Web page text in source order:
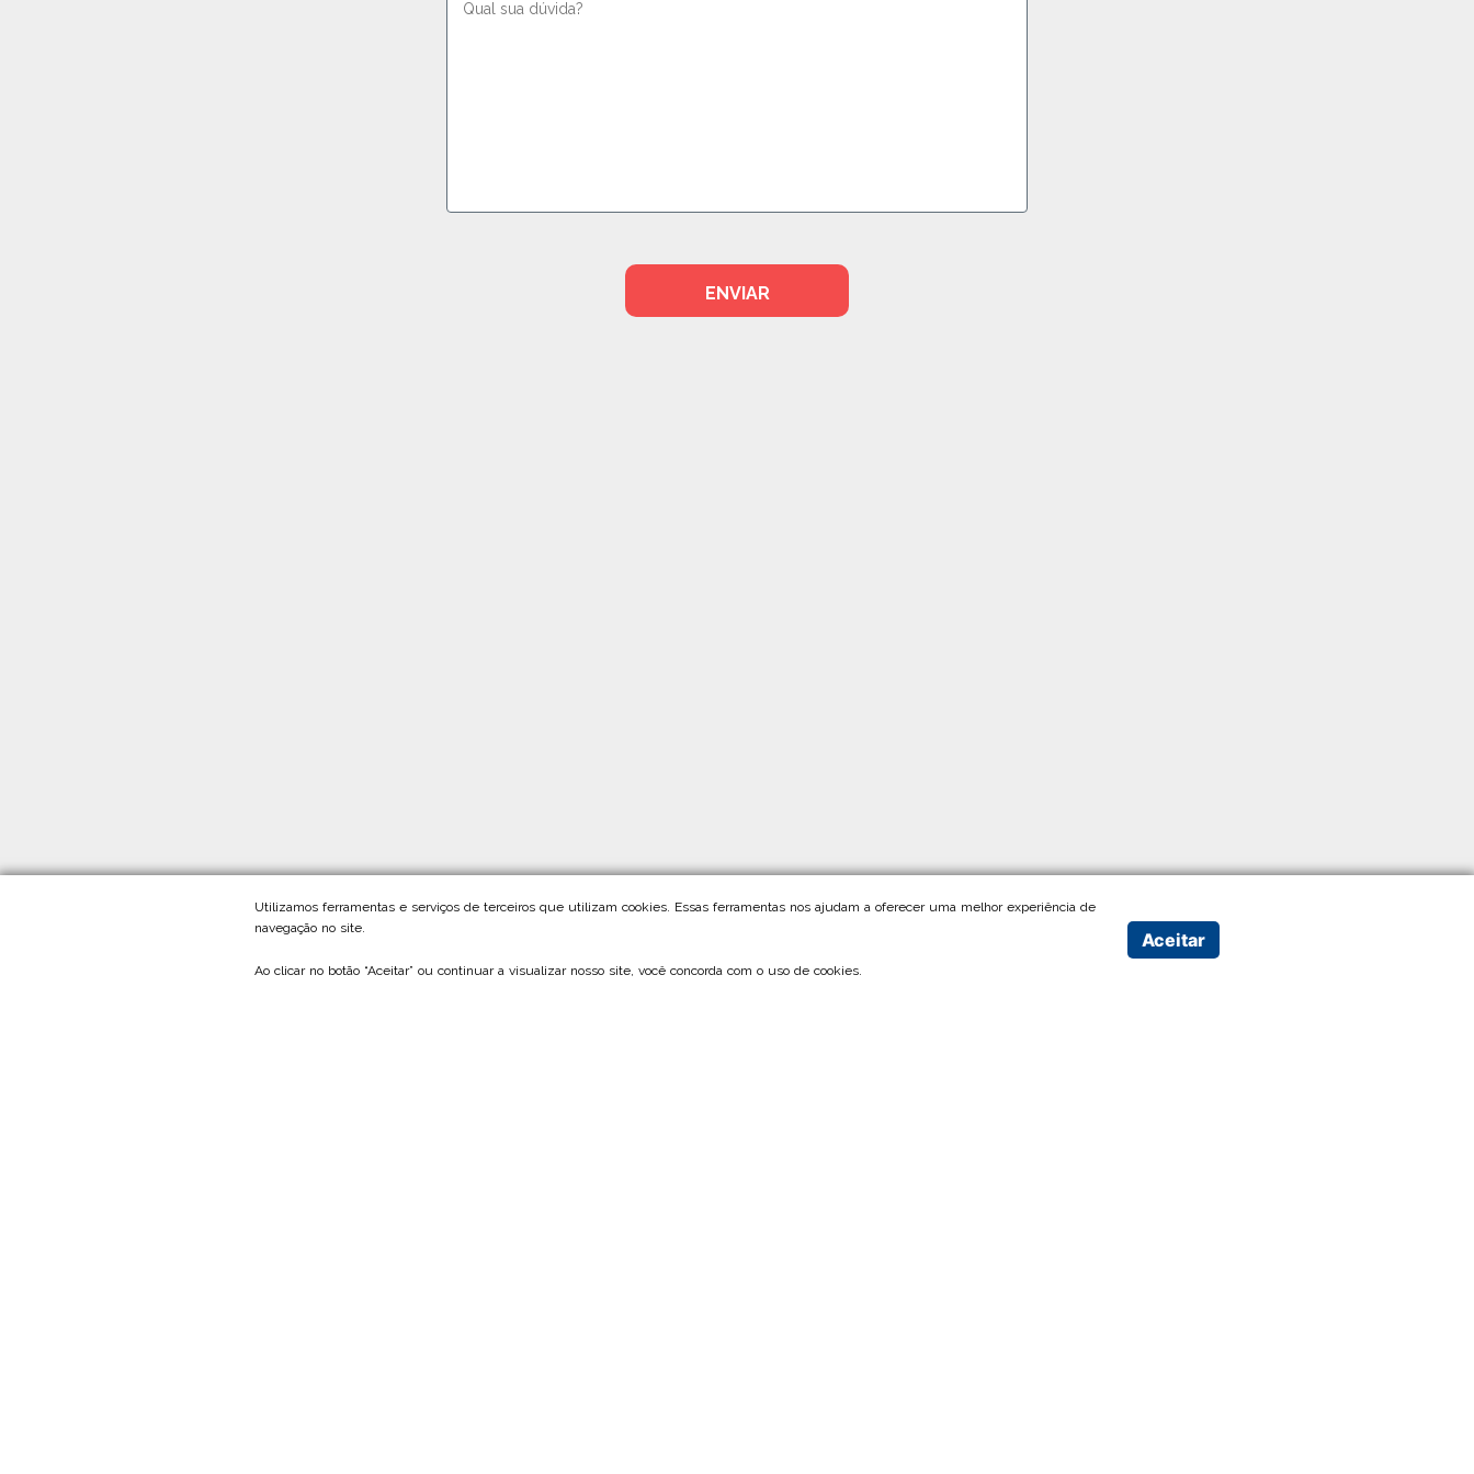
ENVIAR
Utilizamos ferramentas e serviços de terceiros que utilizam cookies. Essas ferramentas nos ajudam a oferecer uma melhor experiência de
navegação no site.
Ao clicar no botão “Aceitar” ou continuar a visualizar nosso site, você concorda com o uso de cookies.
Aceitar